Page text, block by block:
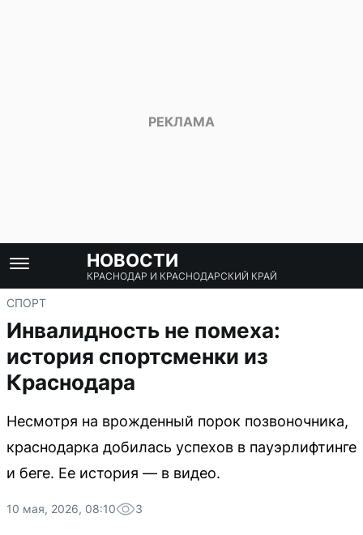
НОВОСТИ
КРАСНОДАР И КРАСНОДАРСКИЙ КРАЙ
СПОРТ
Инвалидность не помеха:
история спортсменки из
Краснодара
Несмотря на врожденный порок позвоночника,
краснодарка добилась успехов в пауэрлифтинге
и беге. Ее история — в видео.
10 мая, 2026, 08:10 3